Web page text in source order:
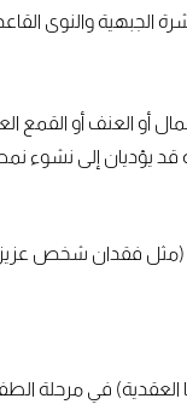
والنوى
أو العنف أو القمع
قد يؤديان إلى نشوء
(مثل فقدان شخص
العقدية) في